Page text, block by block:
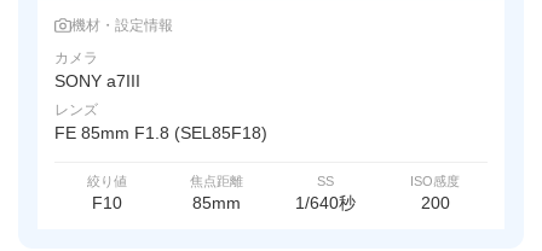
機材・設定情報
カメラ
SONY a7III
レンズ
FE 85mm F1.8 (SEL85F18)
絞り値
F10
焦点距離
85mm
SS
1/640秒
ISO感度
200